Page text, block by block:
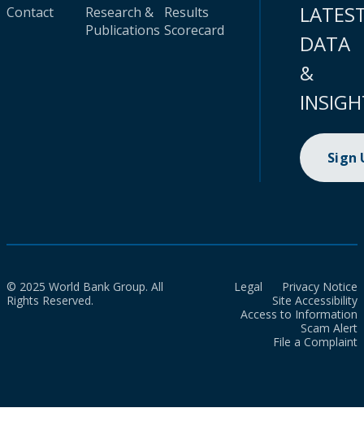
Contact
Research &
Publications
Results
Scorecard
DATA
&
Sign
© 2025 World Bank Group. All
Rights Reserved.
Legal
Privacy Notice
Site Accessibility
Access to Information
Scam Alert
File a Complaint